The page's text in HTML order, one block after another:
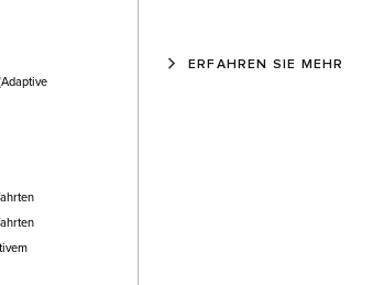
ERFAHREN SIE MEHR